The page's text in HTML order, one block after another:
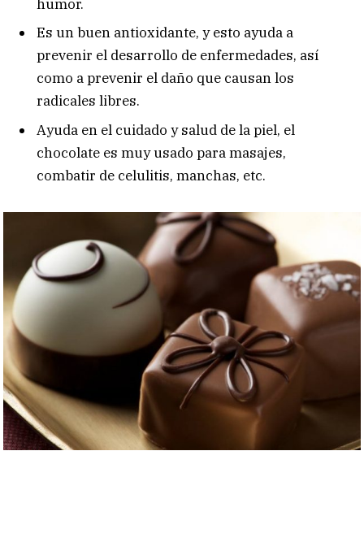
humor.
Es un buen antioxidante, y esto ayuda a
prevenir el desarrollo de enfermedades, así
como a prevenir el daño que causan los
radicales libres.
Ayuda en el cuidado y salud de la piel, el
chocolate es muy usado para masajes,
combatir de celulitis, manchas, etc.